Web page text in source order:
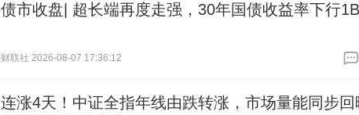
债市收盘| 超长端再度走强，30年国债收益率下行
财联社 2026-08-07 17:36:12
连涨4天！中证全指年线由跌转涨，市场量能同步回